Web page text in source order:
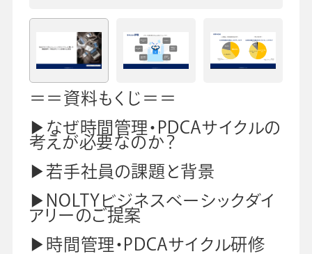
お知らせ
関連サービス
会社情報 グループ会社プライバシーポリシー 個人情報保護法 利用規約
採用情報
＝＝資料もくじ＝＝
▶なぜ時間管理・PDCAサイクルの
考えが必要なのか？
▶若手社員の課題と背景
▶NOLTYビジネスベーシックダイ
アリーのご提案
▶時間管理・PDCAサイクル研修